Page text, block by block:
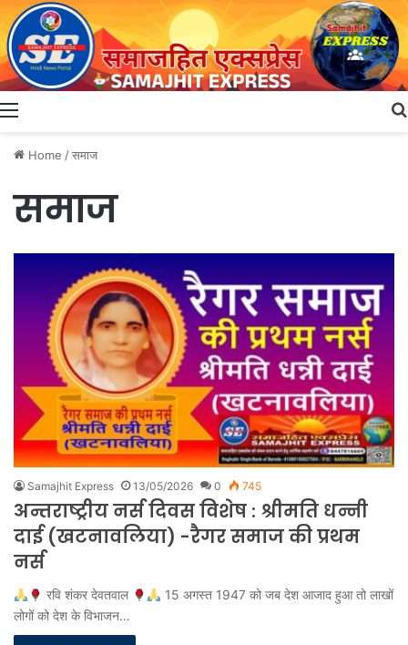
Menu
Home /समाज
समाज
Samajhit Express 13/05/2026 0 745
अन्तराष्ट्रीय नर्स दिवस विशेष : श्रीमति धन्नी
दाई (खटनावलिया) -रैगर समाज की प्रथम
नर्स
रवि शंकर देवतवाल
15 अगस्त 1947 को जब देश आजाद हुआ तो लाखों
लोगों को देश के विभाजन…